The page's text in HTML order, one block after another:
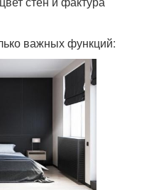
важных функций: